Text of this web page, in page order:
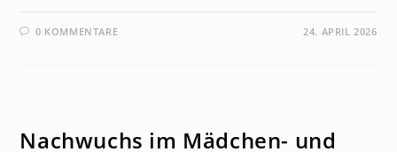
0 KOMMENTARE 24. APRIL 2026
Nachwuchs im Mädchen- und